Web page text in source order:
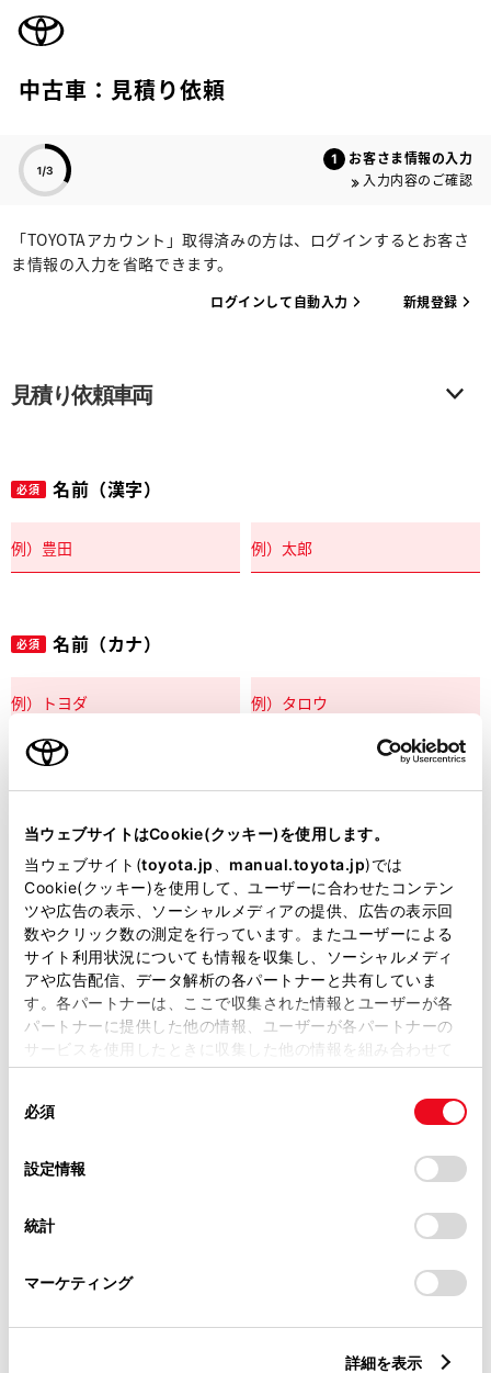
当ウェブサイトはCookie(クッキー)を使用します。
当ウェブサイト(toyota.jp manual.toyota.jp)では
Cookie(クッキー)を使用して、ユーザーに合わせたコンテン
ツや広告の表示、ソーシャルメディアの提供、広告の表示回
数やクリック数の測定を行っています。またユーザーによる
サイト利用状況についても情報を収集し、ソーシャルメディ
アや広告配信、データ解析の各パートナーと共有していま
す。各パートナーは、ここで収集された情報とユーザーが各
パートナーに提供した他の情報、ユーザーが各パートナーの
サービスを使用したときに収集した他の情報を組み合わせて
使用することがあります。当ウェブサイトの使用を続行する
デバイスにすべてのCookie(クッキー)が保存されることに同
意したことになります。Cookie(クッキー)のオプトアウト、
設定の変更、同意を撤回したりするにあたっては、当社の
「Cookie（クッキー）情報の取り扱いについて
」をご覧くだ
必須
設定情報
統計
マーケティング
詳細を表示
中古車：見積り依頼
お客さま情報の入力
入力内容のご確認
「TOYOTAアカウント」取得済みの方は、ログインするとお客さ
ま情報の入力を省略できます。
ログインして自動入力 新規登録
見積り依頼車両
必須 名前（漢字）
必須 名前（カナ）
郵便番号
住所自動入力
必須 都道府県
市区町村名